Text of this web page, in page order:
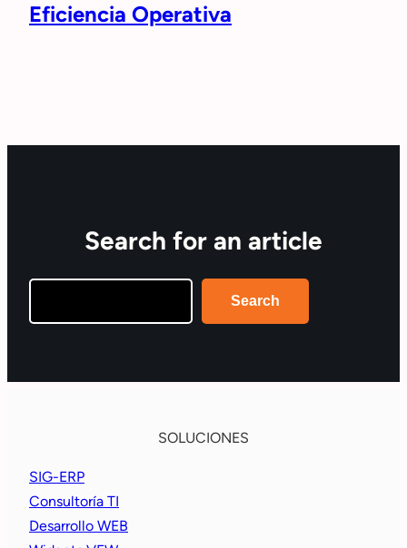
Eficiencia Operativa
Search for an article
Search
SOLUCIONES
SIG-ERP
Consultoría TI
Desarrollo WEB